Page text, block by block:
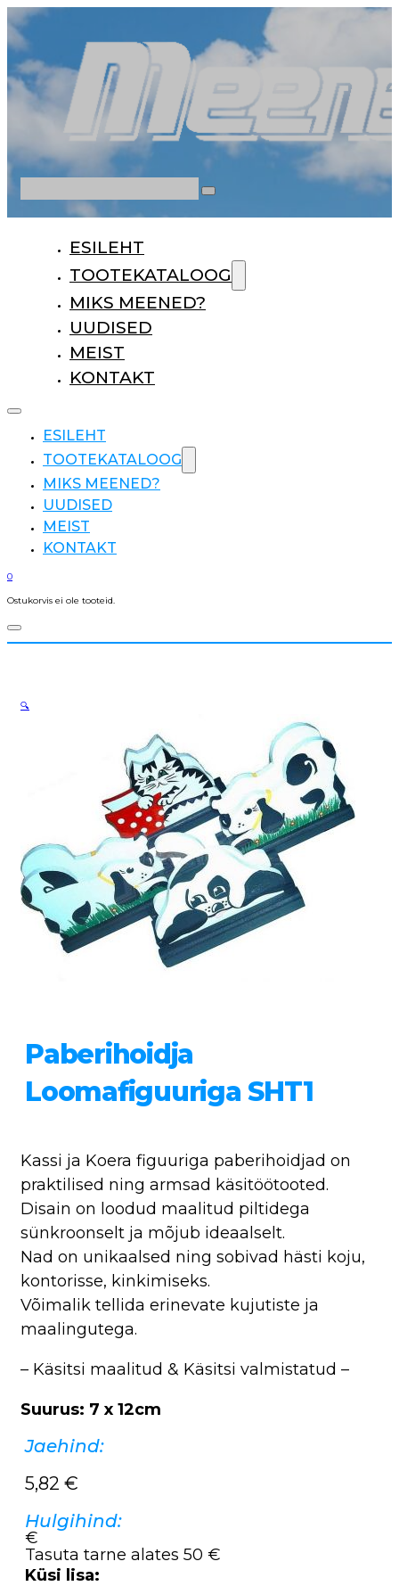
ESILEHT
TOOTEKATALOOG
MIKS MEENED?
UUDISED
MEIST
KONTAKT
ESILEHT
TOOTEKATALOOG
MIKS MEENED?
UUDISED
MEIST
KONTAKT
0
Ostukorvis ei ole tooteid.
Paberihoidja
Loomafiguuriga SHT1
Kassi ja Koera figuuriga paberihoidjad on
praktilised ning armsad käsitöötooted.
Disain on loodud maalitud piltidega
sünkroonselt ja mõjub ideaalselt.
Nad on unikaalsed ning sobivad hästi koju,
kontorisse, kinkimiseks.
Võimalik tellida erinevate kujutiste ja
maalingutega.
– Käsitsi maalitud & Käsitsi valmistatud –
Suurus: 7 x 12cm
Jaehind:
5,82 €
Hulgihind:
€
Tasuta tarne alates 50 €
Küsi lisa:
🔍